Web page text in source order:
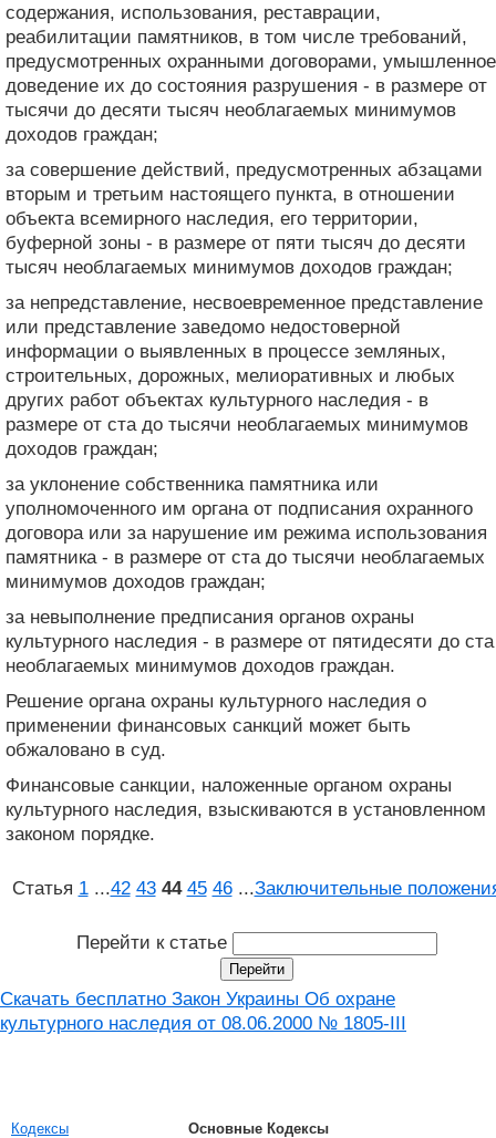
содержания, использования, реставрации,
реабилитации памятников, в том числе требований,
предусмотренных охранными договорами, умышленное
доведение их до состояния разрушения - в размере от
тысячи до десяти тысяч необлагаемых минимумов
доходов граждан;
за совершение действий, предусмотренных абзацами
вторым и третьим настоящего пункта, в отношении
объекта всемирного наследия, его территории,
буферной зоны - в размере от пяти тысяч до десяти
тысяч необлагаемых минимумов доходов граждан;
за непредставление, несвоевременное представление
или представление заведомо недостоверной
информации о выявленных в процессе земляных,
строительных, дорожных, мелиоративных и любых
других работ объектах культурного наследия - в
размере от ста до тысячи необлагаемых минимумов
доходов граждан;
за уклонение собственника памятника или
уполномоченного им органа от подписания охранного
договора или за нарушение им режима использования
памятника - в размере от ста до тысячи необлагаемых
минимумов доходов граждан;
за невыполнение предписания органов охраны
культурного наследия - в размере от пятидесяти до ста
необлагаемых минимумов доходов граждан.
Решение органа охраны культурного наследия о
применении финансовых санкций может быть
обжаловано в суд.
Финансовые санкции, наложенные органом охраны
культурного наследия, взыскиваются в установленном
законом порядке.
Статья 1 ...42 43 44 45 46 ...Заключительные
Перейти к статье
Скачать бесплатно Закон Украины Об охране
культурного наследия от 08.06.2000 № 1805-III
Кодексы
Основные Кодексы